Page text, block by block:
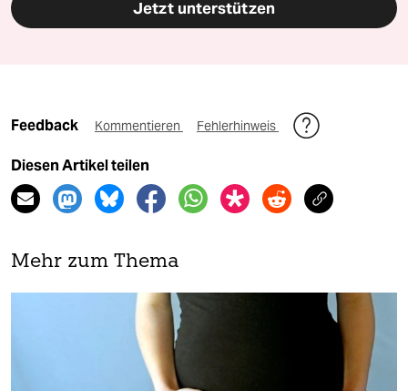
Jetzt unterstützen
Feedback Kommentieren Fehlerhinweis
Diesen Artikel teilen
Mehr zum Thema